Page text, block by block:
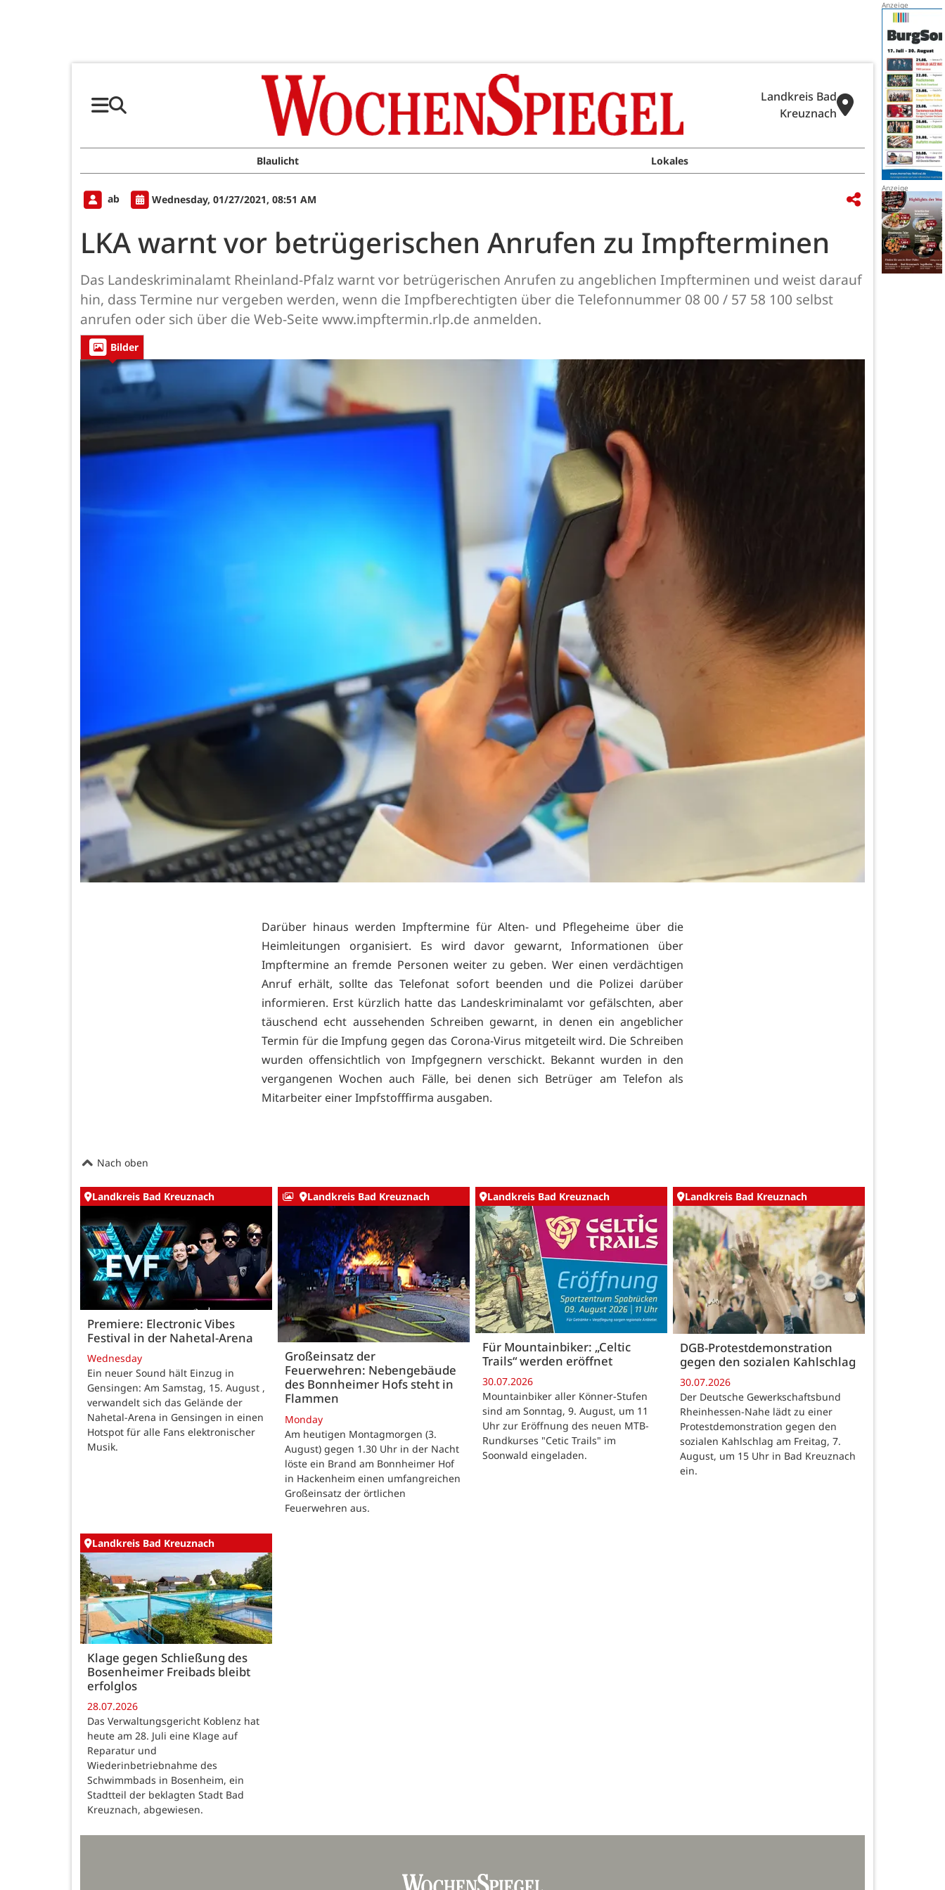
Landkreis Bad
Kreuznach
Blaulicht Lokales
ab Wednesday, 01/27/2021, 08:51 AM
LKA warnt vor betrügerischen Anrufen zu Impfterminen
Das Landeskriminalamt Rheinland-Pfalz warnt vor betrügerischen Anrufen zu angeblichen Impfterminen und weist darauf
hin, dass Termine nur vergeben werden, wenn die Impfberechtigten über die Telefonnummer 08 00 / 57 58 100 selbst
anrufen oder sich über die Web-Seite www.impftermin.rlp.de anmelden.
Bilder
Darüber hinaus werden Impftermine für Alten- und Pflegeheime über die
Heimleitungen organisiert. Es wird davor gewarnt, Informationen über
Impftermine an fremde Personen weiter zu geben. Wer einen verdächtigen
Anruf erhält, sollte das Telefonat sofort beenden und die Polizei darüber
informieren. Erst kürzlich hatte das Landeskriminalamt vor gefälschten, aber
täuschend echt aussehenden Schreiben gewarnt, in denen ein angeblicher
Termin für die Impfung gegen das Corona-Virus mitgeteilt wird. Die Schreiben
wurden offensichtlich von Impfgegnern verschickt. Bekannt wurden in den
vergangenen Wochen auch Fälle, bei denen sich Betrüger am Telefon als
Mitarbeiter einer Impfstofffirma ausgaben.
Nach oben
Landkreis Bad Kreuznach
Premiere: Electronic Vibes
Festival in der Nahetal-Arena
Wednesday
Ein neuer Sound hält Einzug in
Gensingen: Am Samstag, 15. August ,
verwandelt sich das Gelände der
Nahetal-Arena in Gensingen in einen
Hotspot für alle Fans elektronischer
Musik.
Landkreis Bad Kreuznach
Großeinsatz der
Feuerwehren: Nebengebäude
des Bonnheimer Hofs steht in
Flammen
Monday
Am heutigen Montagmorgen (3.
August) gegen 1.30 Uhr in der Nacht
löste ein Brand am Bonnheimer Hof
in Hackenheim einen umfangreichen
Großeinsatz der örtlichen
Feuerwehren aus.
Landkreis Bad Kreuznach
Für Mountainbiker: „Celtic
Trails“ werden eröffnet
30.07.2026
Mountainbiker aller Könner-Stufen
sind am Sonntag, 9. August, um 11
Uhr zur Eröffnung des neuen MTB-
Rundkurses "Cetic Trails" im
Soonwald eingeladen.
Landkreis Bad Kreuznach
DGB-Protestdemonstration
gegen den sozialen Kahlschlag
30.07.2026
Der Deutsche Gewerkschaftsbund
Rheinhessen-Nahe lädt zu einer
Protestdemonstration gegen den
sozialen Kahlschlag am Freitag, 7.
August, um 15 Uhr in Bad Kreuznach
ein.
Landkreis Bad Kreuznach
Klage gegen Schließung des
Bosenheimer Freibads bleibt
erfolglos
28.07.2026
Das Verwaltungsgericht Koblenz hat
heute am 28. Juli eine Klage auf
Reparatur und
Wiederinbetriebnahme des
Schwimmbads in Bosenheim, ein
Stadtteil der beklagten Stadt Bad
Kreuznach, abgewiesen.